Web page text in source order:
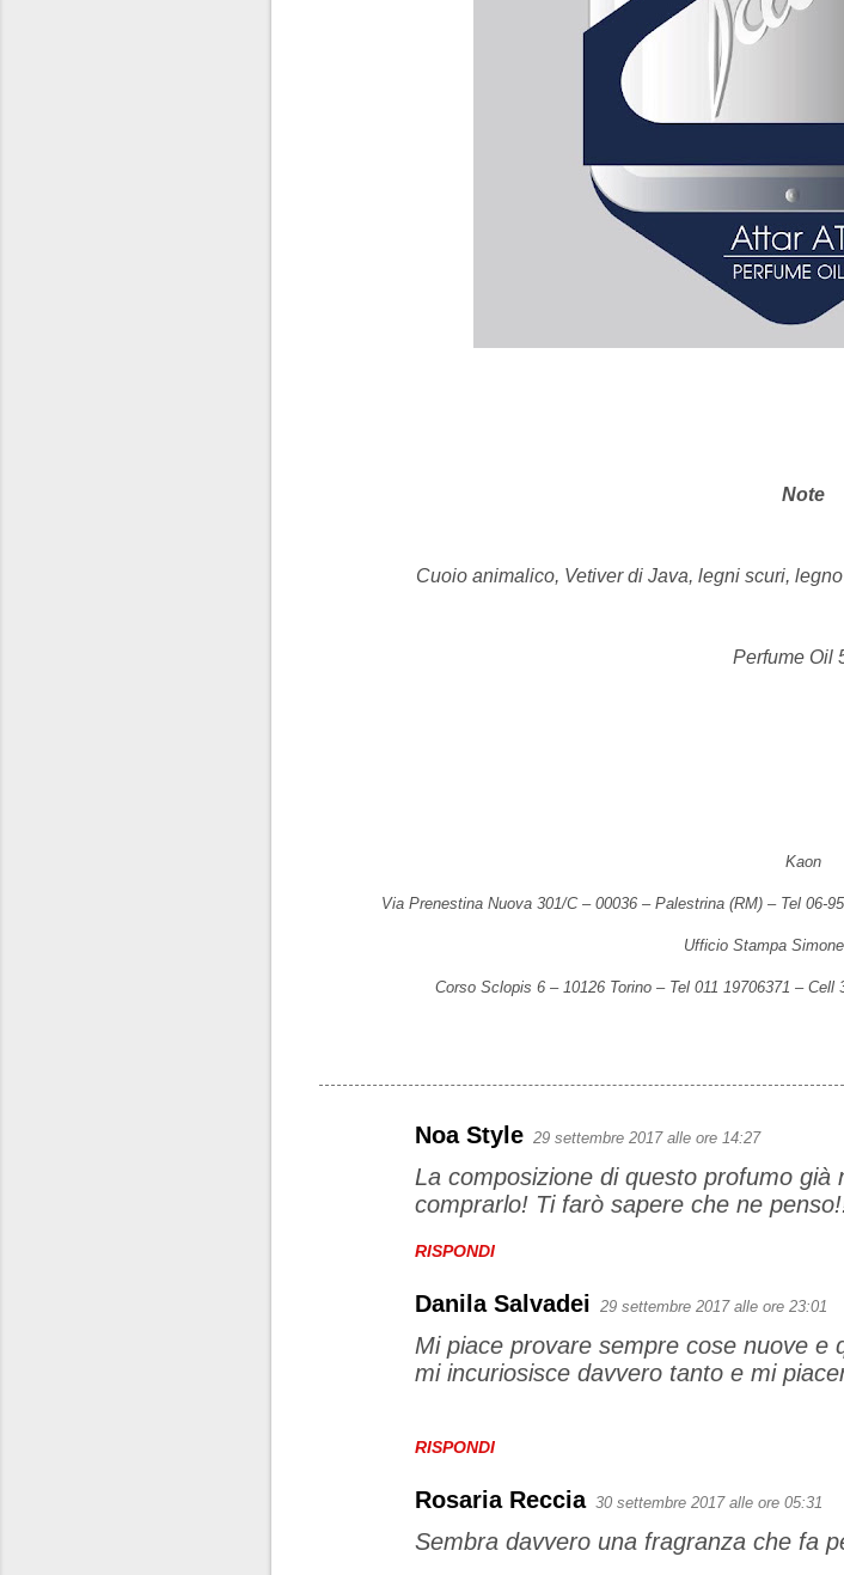
Note
Cuoio animalico, Vetiver di Java, legni scuri,
Perfume Oil
Kaon
Via Prenestina Nuova 301/C – 00036 – Palestrina (RM) – Tel 06-
Ufficio Stampa
Corso Sclopis 6 – 10126 Torino – Tel 011 19706371 – Cell
Noa Style 29 settembre 2017 alle ore 14:27
La composizione di questo profumo
comprarlo! Ti farò sapere che ne
RISPONDI
Danila Salvadei 29 settembre 2017 alle ore 23:01
Mi piace provare sempre cose nuove e
mi incuriosisce davvero tanto e mi
RISPONDI
Rosaria Reccia 30 settembre 2017 alle ore 05:31
Sembra davvero una fragranza che fa